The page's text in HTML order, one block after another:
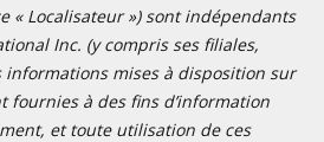
« Localisateur ») sont indépendants
Inc. (y compris ses filiales,
informations mises à disposition sur
fournies à des fins d’information
et toute utilisation de ces